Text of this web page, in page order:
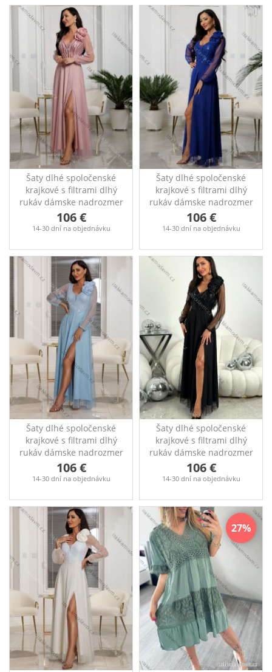
Šaty dlhé spoločenské
krajkové s filtrami dlhý
rukáv dámske nadrozmer
(36-50) POLSKÁ MÓDA
PMLEL25STELLA5
106 €
14-30 dní na objednávku
Šaty dlhé spoločenské
krajkové s filtrami dlhý
rukáv dámske nadrozmer
(36-50) POLSKÁ MÓDA
PMLEL25STELLA4
106 €
14-30 dní na objednávku
Šaty dlhé spoločenské
krajkové s filtrami dlhý
rukáv dámske nadrozmer
(36-50) POLSKÁ MÓDA
PMLEL25STELLA3
106 €
14-30 dní na objednávku
Šaty dlhé spoločenské
krajkové s filtrami dlhý
rukáv dámske nadrozmer
(36-50) POLSKÁ MÓDA
PMLEL25STELLA2
106 €
14-30 dní na objednávku
27